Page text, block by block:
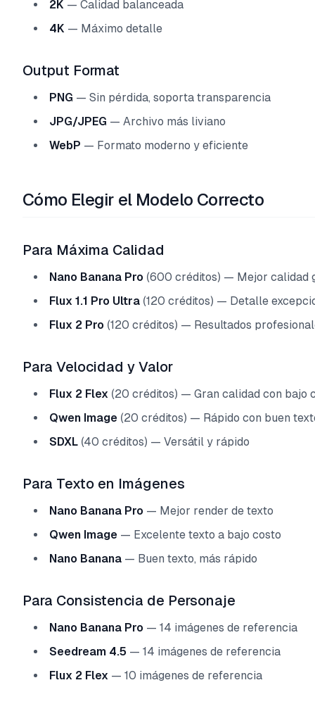
2K — Calidad balanceada
4K — Máximo detalle
Output Format
PNG — Sin pérdida, soporta transparencia
JPG/JPEG — Archivo más liviano
WebP — Formato moderno y eficiente
Cómo Elegir el Modelo Correcto
Para Máxima Calidad
Nano Banana Pro (600 créditos) — Mejor calidad
Flux 1.1 Pro Ultra (120 créditos) — Detalle
Flux 2 Pro (120 créditos) — Resultados
Para Velocidad y Valor
Flux 2 Flex (20 créditos) — Gran calidad con bajo
Qwen Image (20 créditos) — Rápido con buen
SDXL (40 créditos) — Versátil y rápido
Para Texto en Imágenes
Nano Banana Pro — Mejor render de texto
Qwen Image — Excelente texto a bajo costo
Nano Banana — Buen texto, más rápido
Para Consistencia de Personaje
Nano Banana Pro — 14 imágenes de referencia
Seedream 4.5 — 14 imágenes de referencia
Flux 2 Flex — 10 imágenes de referencia